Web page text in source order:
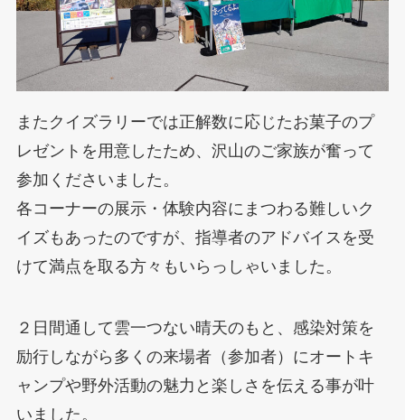
またクイズラリーでは正解数に応じたお菓子のプ
レゼントを用意したため、沢山のご家族が奮って
参加くださいました。
各コーナーの展示・体験内容にまつわる難しいク
イズもあったのですが、指導者のアドバイスを受
けて満点を取る方々もいらっしゃいました。
２日間通して雲一つない晴天のもと、感染対策を
励行しながら多くの来場者（参加者）にオートキ
ャンプや野外活動の魅力と楽しさを伝える事が叶
いました。